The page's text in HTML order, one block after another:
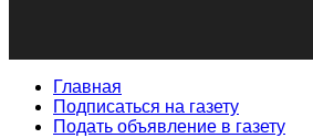
Главная
Подписаться на газету
Подать объявление в газету